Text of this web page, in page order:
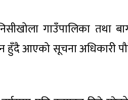
गाउँपालिका तथा
हुँदै आएको सूचना अधिकारी